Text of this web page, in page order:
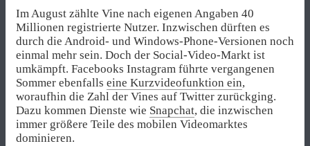
Im August zählte Vine nach eigenen Angaben 40
Millionen registrierte Nutzer. Inzwischen dürften es
durch die Android- und Windows-Phone-Versionen noch
einmal mehr sein. Doch der Social-Video-Markt ist
umkämpft. Facebooks Instagram führte vergangenen
Sommer ebenfalls eine Kurzvideofunktion ein,
woraufhin die Zahl der Vines auf Twitter zurückging.
Dazu kommen Dienste wie Snapchat, die inzwischen
immer größere Teile des mobilen Videomarktes
dominieren.